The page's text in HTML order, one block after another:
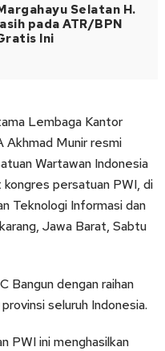
Selatan H.
pada ATR/BPN
Ini
Lembaga Kantor
Munir resmi
Wartawan Indonesia
persatuan PWI, di
Teknologi Informasi dan
Jawa Barat, Sabtu
Bangun dengan raihan
seluruh Indonesia.
PWI ini menghasilkan